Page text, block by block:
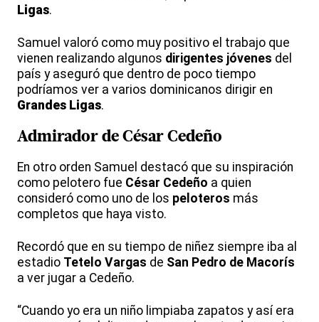
Ligas.
Samuel valoró como muy positivo el trabajo que
vienen realizando algunos dirigentes jóvenes del
país y aseguró que dentro de poco tiempo
podríamos ver a varios dominicanos dirigir en
Grandes Ligas.
Admirador de César Cedeño
En otro orden Samuel destacó que su inspiración
como pelotero fue César Cedeño a quien
consideró como uno de los peloteros más
completos que haya visto.
Recordó que en su tiempo de niñez siempre iba al
estadio Tetelo Vargas de San Pedro de Macorís
a ver jugar a Cedeño.
“Cuando yo era un niño limpiaba zapatos y así era